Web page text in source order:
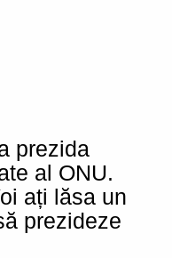
prezida
al ONU.
ați lăsa un
prezideze